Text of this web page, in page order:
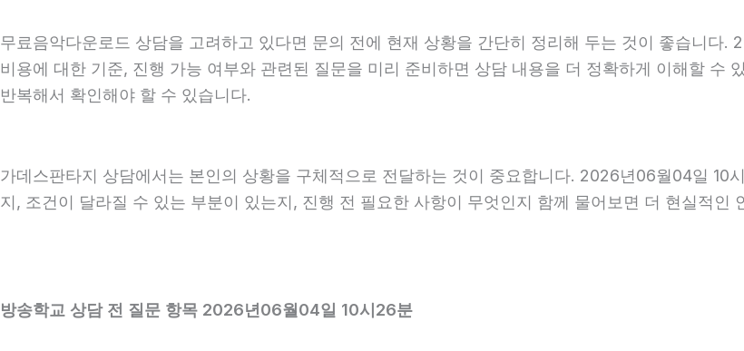
무료음악다운로드 상담을 고려하고 있다면 문의 전에 현재 상황을 간단히 정리해 두는 것이 좋습니다
비용에 대한 기준, 진행 가능 여부와 관련된 질문을 미리 준비하면 상담 내용을 더 정확하게 이해할 수
반복해서 확인해야 할 수 있습니다.
가데스판타지 상담에서는 본인의 상황을 구체적으로 전달하는 것이 중요합니다. 2026년06월04일 10
지, 조건이 달라질 수 있는 부분이 있는지, 진행 전 필요한 사항이 무엇인지 함께 물어보면 더 현실적인
방송학교 상담 전 질문 항목 2026년06월04일 10시26분